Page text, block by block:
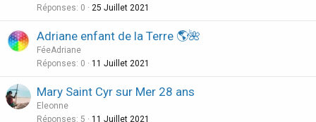
Réponses 0 25 Juillet 2021
Adriane enfant de la Terre 🌎🌺
FéeAdriane
Réponses 0 11 Juillet 2021
Mary Saint Cyr sur Mer 28 ans
Eleonne
Réponses 5 11 Juillet 2021